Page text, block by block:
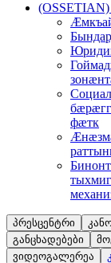
фæтк
პრესცენტრი
განცხადებები
ვიდეოგალერეა